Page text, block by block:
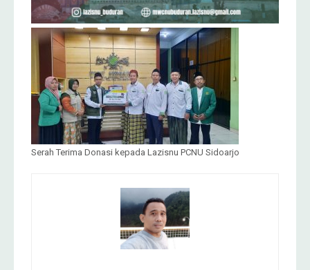
Serah Terima Donasi kepada Lazisnu PCNU Sidoarjo